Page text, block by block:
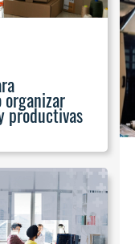
organizar
productivas